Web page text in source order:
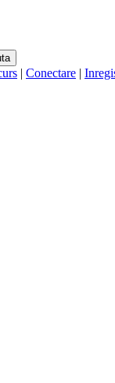
| Conectare |